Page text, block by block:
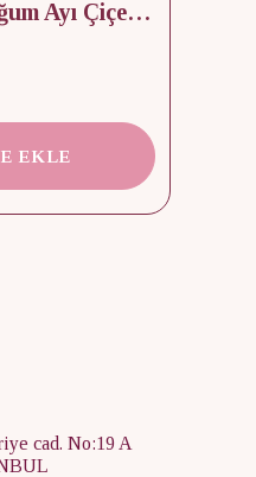
12 Prenses Doğum Ayı Çiçek Baskılı Takı Kutusu
EKLE
cad. No:19 A